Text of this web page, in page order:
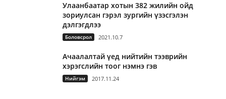
Улаанбаатар хотын 382 жилийн ойд
зориулсан гэрэл зургийн үзэсгэлэн
дэлгэгдлээ
Боловсрол 2021.10.7
Ачаалалтай үед нийтийн тээврийн
хэрэгслийн тоог нэмнэ гэв
Нийгэм 2017.11.24